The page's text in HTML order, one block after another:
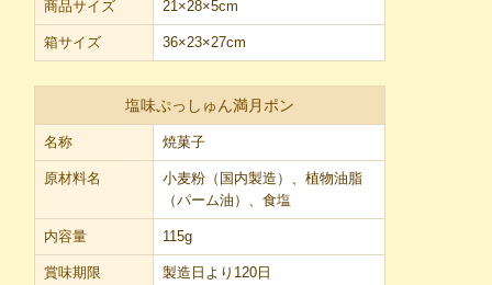
商品サイズ 21×28×5cm
箱サイズ 36×23×27cm
塩味ぷっしゅん満月ポン
名称 焼菓子
原材料名
小麦粉（国内製造）、植物油脂
（パーム油）、食塩
内容量 115g
賞味期限 製造日より120日